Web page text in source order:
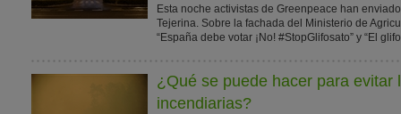
Esta noche activistas de Greenpeace han
Tejerina. Sobre la fachada del Ministerio de
“España debe votar ¡No! #StopGlifosato” y “El
¿Qué se puede hacer para evitar
incendiarias?